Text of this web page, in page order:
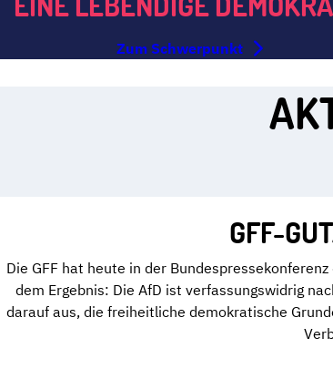
Zum Schwerpunkt
GFF-
Die GFF hat heute in der
dem Ergebnis: Die AfD ist verfassungswidrig
darauf aus, die freiheitliche demokratische